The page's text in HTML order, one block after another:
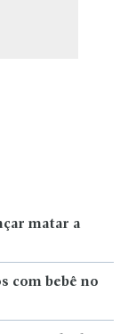
matar a
com bebê no